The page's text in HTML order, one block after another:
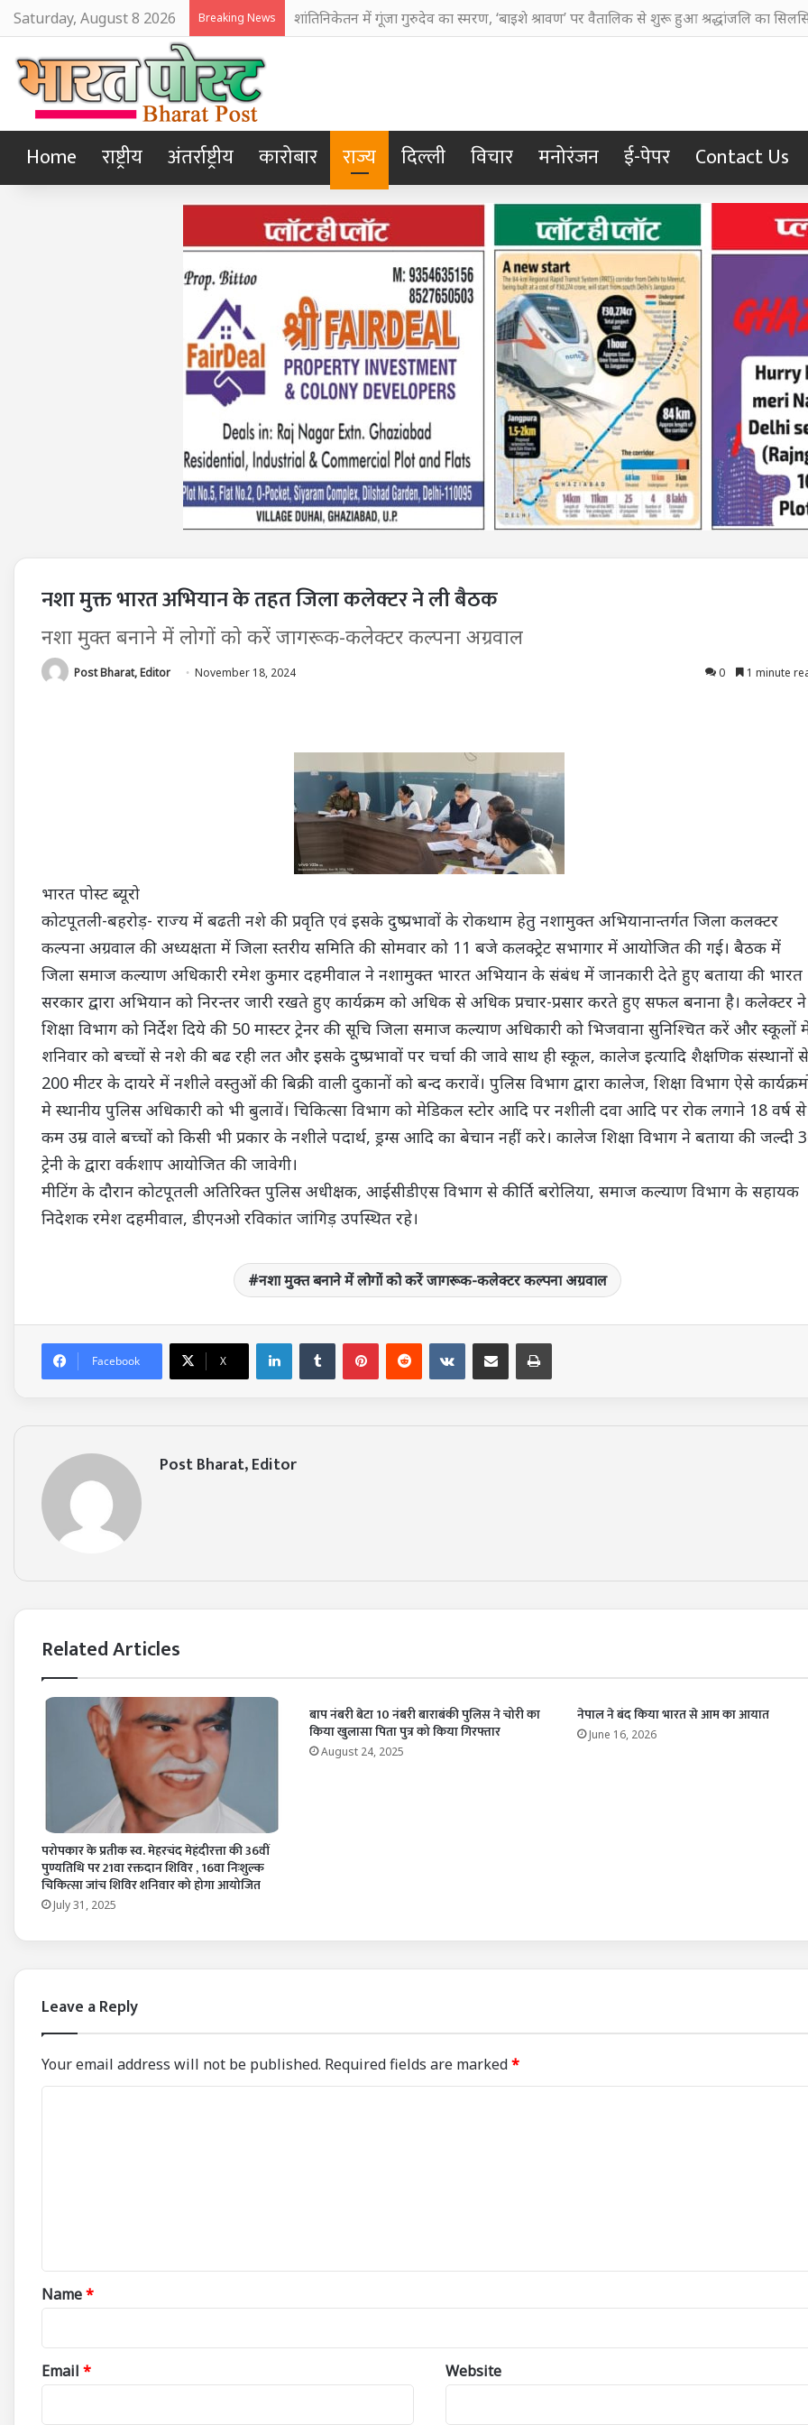
Saturday, August 8 2026 Breaking News अजय नदी में दूषित पानी बहाने का आरोप, चुरूलिया में भाजपा का हल्लाबोल
Home राष्ट्रीय अंतर्राष्ट्रीय कारोबार राज्य दिल्ली विचार मनोरंजन ई-पेपर Contact Us
नशा मुक्त भारत अभियान के तहत जिला कलेक्टर ने ली बैठक
नशा मुक्त बनाने में लोगों को करें जागरूक-कलेक्टर कल्पना अग्रवाल
Post Bharat, Editor November 18, 2024 0 1 minute
भारत पोस्ट ब्यूरो
कोटपूतली-बहरोड़- राज्य में बढती नशे की प्रवृति एवं इसके दुष्प्रभावों के रोकथाम हेतु नशामुक्त अभियानान्तर्गत जिला कलक्टर
कल्पना अग्रवाल की अध्यक्षता में जिला स्तरीय समिति की सोमवार को 11 बजे कलक्ट्रेट सभागार में आयोजित की गई। बैठक में
जिला समाज कल्याण अधिकारी रमेश कुमार दहमीवाल ने नशामुक्त भारत अभियान के संबंध में जानकारी देते हुए बताया की भारत
सरकार द्वारा अभियान को निरन्तर जारी रखते हुए कार्यक्रम को अधिक से अधिक प्रचार-प्रसार करते हुए सफल बनाना है। कलेक्टर ने
शिक्षा विभाग को निर्देश दिये की 50 मास्टर ट्रेनर की सूचि जिला समाज कल्याण अधिकारी को भिजवाना सुनिश्चित करें और स्कूलों
शनिवार को बच्चों से नशे की बढ रही लत और इसके दुष्प्रभावों पर चर्चा की जावे साथ ही स्कूल, कालेज इत्यादि शैक्षणिक संस्थानों से
200 मीटर के दायरे में नशीले वस्तुओं की बिक्री वाली दुकानों को बन्द करावें। पुलिस विभाग द्वारा कालेज, शिक्षा विभाग ऐसे
मे स्थानीय पुलिस अधिकारी को भी बुलावें। चिकित्सा विभाग को मेडिकल स्टोर आदि पर नशीली दवा आदि पर रोक लगाने 18 वर्ष से
कम उम्र वाले बच्चों को किसी भी प्रकार के नशीले पदार्थ, ड्रग्स आदि का बेचान नहीं करे। कालेज शिक्षा विभाग ने बताया की जल्दी
ट्रेनी के द्वारा वर्कशाप आयोजित की जावेगी।
मीटिंग के दौरान कोटपूतली अतिरिक्त पुलिस अधीक्षक, आईसीडीएस विभाग से कीर्ति बरोलिया, समाज कल्याण विभाग के सहायक
निदेशक रमेश दहमीवाल, डीएनओ रविकांत जांगिड़ उपस्थित रहे।
नशा मुक्त बनाने में लोगों को करें जागरूक-कलेक्टर कल्पना अग्रवाल
Facebook X
LinkedInTumblrPinterestRedditVKontakte
Share via Email Print
Post Bharat, Editor
Related Articles
परोपकार के प्रतीक स्व. मेहरचंद मेहंदीरत्ता की 36वीं
पुण्यतिथि पर 21वा रक्तदान शिविर , 16वा निःशुल्क
चिकित्सा जांच शिविर शनिवार को होगा आयोजित
July 31, 2025
बाप नंबरी बेटा 10 नंबरी बाराबंकी पुलिस ने चोरी का
किया खुलासा पिता पुत्र को किया गिरफ्तार
August 24, 2025
नेपाल ने बंद किया भारत से आम का आयात
June 16, 2026
Leave a Reply
Your email address will not be published. Required fields are marked*
*
Name*
Email * Website